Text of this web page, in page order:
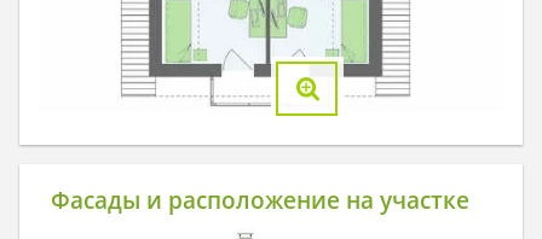
Фасады и расположение на участке